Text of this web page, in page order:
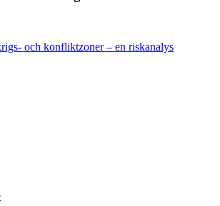
och konfliktzoner – en riskanalys